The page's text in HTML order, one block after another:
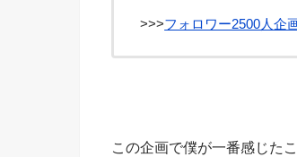
>>>フォロワー2500人企
この企画で僕が一番感じたこ